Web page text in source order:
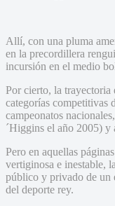
Allí, con una pluma
en la precordillera
incursión en el medio
Por cierto, la trayectoria
categorías competitivas
campeonatos
´Higgins el año 2005) y
Pero en aquellas
vertiginosa e inestable,
público y privado de un
del deporte rey.